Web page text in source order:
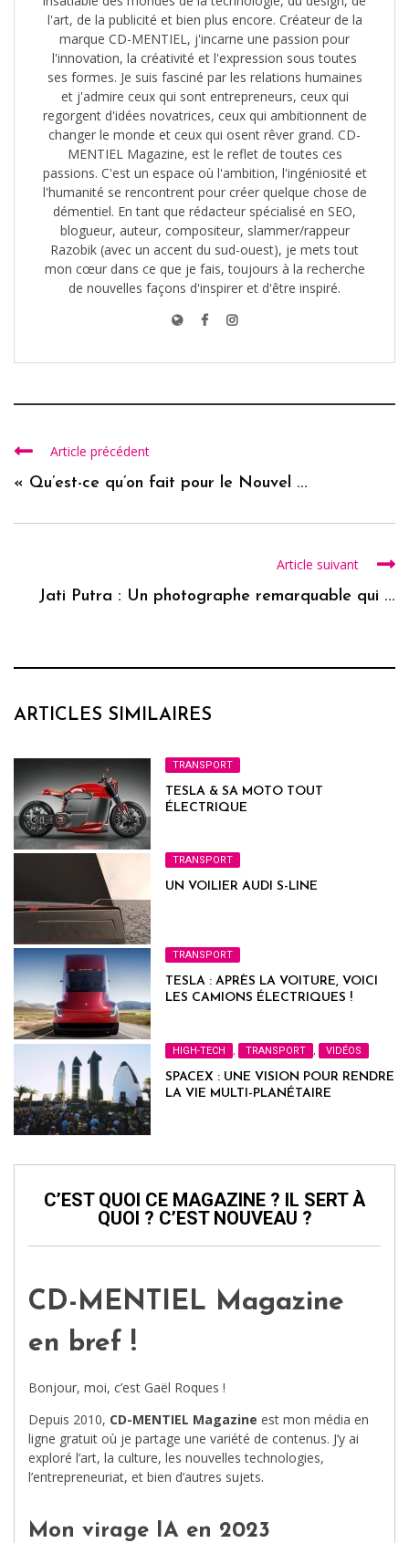
l'art, de la publicité et bien plus encore. Créateur de la
marque CD-MENTIEL, j'incarne une passion pour
l'innovation, la créativité et l'expression sous toutes
ses formes. Je suis fasciné par les relations humaines
et j'admire ceux qui sont entrepreneurs, ceux qui
regorgent d'idées novatrices, ceux qui ambitionnent de
changer le monde et ceux qui osent rêver grand. CD-
MENTIEL Magazine, est le reflet de toutes ces
passions. C'est un espace où l'ambition, l'ingéniosité et
l'humanité se rencontrent pour créer quelque chose de
démentiel. En tant que rédacteur spécialisé en SEO,
blogueur, auteur, compositeur, slammer/rappeur
Razobik (avec un accent du sud-ouest), je mets tout
mon cœur dans ce que je fais, toujours à la recherche
de nouvelles façons d'inspirer et d'être inspiré.
Article précédent
« Qu’est-ce qu’on fait pour le Nouvel ...
Article suivant
Jati Putra : Un photographe remarquable qui ...
ARTICLES SIMILAIRES
TRANSPORT
TESLA & SA MOTO TOUT
ÉLECTRIQUE
TRANSPORT
UN VOILIER AUDI S-LINE
TRANSPORT
TESLA : APRÈS LA VOITURE, VOICI
LES CAMIONS ÉLECTRIQUES !
HIGH-TECH , TRANSPORT , VIDÉOS
SPACEX : UNE VISION POUR RENDRE
LA VIE MULTI-PLANÉTAIRE
C’EST QUOI CE MAGAZINE ? IL SERT À
QUOI ? C’EST NOUVEAU ?
CD-MENTIEL Magazine
en bref !
Bonjour, moi, c’est Gaël Roques !
Depuis 2010, CD-MENTIEL Magazine est mon média en
ligne gratuit où je partage une variété de contenus. J’y ai
exploré l’art, la culture, les nouvelles technologies,
l’entrepreneuriat, et bien d’autres sujets.
Mon virage IA en 2023